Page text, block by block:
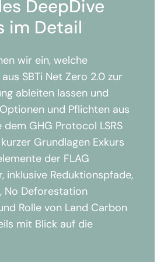
DeepDive
im Detail
wir ein, welche
SBTi Net Zero 2.0 zur
ableiten lassen und
und Pflichten aus
dem GHG Protocol LSRS
Grundlagen Exkurs
der FLAG
inklusive Reduktionspfade,
No Deforestation
Rolle von Land Carbon
mit Blick auf die